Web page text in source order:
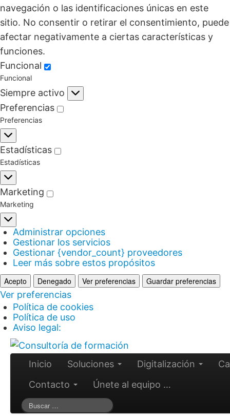
navegación o las identificaciones únicas en este
sitio. No consentir o retirar el consentimiento, puede
afectar negativamente a ciertas características y
funciones.
Funcional
Funcional
Siempre activo
Preferencias
Preferencias
Estadísticas
Estadísticas
Marketing
Marketing
Administrar opciones
Gestionar los servicios
Gestionar {vendor_count} proveedores
Leer más sobre estos propósitos
Acepto Denegado Ver preferencias Guardar preferencias
Ver preferencias
Política de cookies
Política de uso
Aviso legal:
Inicio Soluciones Digitalización
Contacto
Únete al equipo …